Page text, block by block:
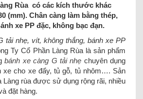
Rùa có các kích thước khác
(mm). Chân càng làm bằng thép,
xe PP đặc, không bạc đạn.
tải nhẹ, vít, không thắng, bánh xe PP
Ty Cổ Phần Làng Rùa là sản phẩm
bánh xe càng G tải nhẹ chuyên dụng
xe cho xe đẩy, tủ gỗ, tủ nhôm…. Sản
Làng rùa được sử dụng rộng rãi, nhiều
đặt hàng.